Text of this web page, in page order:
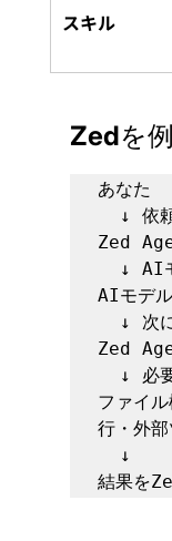
スキル
Zedを
あなた
Zed
AIモデル
Zed
ファイ
行・外
結果を